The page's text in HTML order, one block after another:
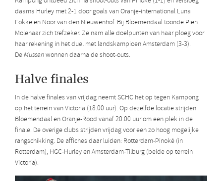
daarna Hurley met 2-1 door goals van Oranje-international Luna
Fokke en Noor van den Nieuwenhof. Bij Bloemendaal toonde Pien
Molenaar zich trefzeker. Ze nam alle doelpunten van haar ploeg voor
haar rekening in het duel met landskampioen Amsterdam (3-3).
DeMussenwonnen daarna de shoot-outs.
Halve finales
In de halve finales van vrijdag neemt SCHC het op tegen Kampong
op het terrein van Victoria (18.00 uur). Op dezelfde locatie strijden
Bloemendaal en Oranje-Rood vanaf 20.00 uur om een plek in de
finale. De overige clubs strijden vrijdag voor een zo hoog mogelijke
rangschikking. De affiches daar luiden: Rotterdam-Pinoké (in
Rotterdam), HGC-Hurley en Amsterdam-Tilburg (beide op terrein
Victoria).